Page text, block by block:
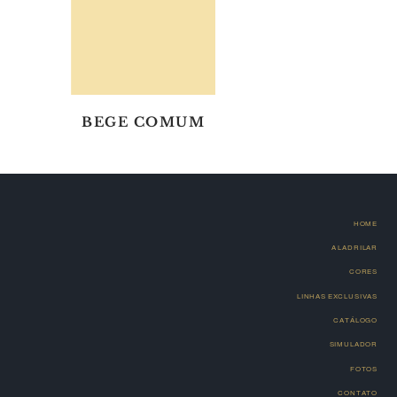
BEGE COMUM
HOME
A LADRILAR
CORES
LINHAS EXCLUSIVAS
CATÁLOGO
SIMULADOR
FOTOS
CONTATO